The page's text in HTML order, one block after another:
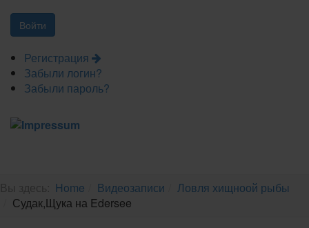
Регистрация
Забыли логин?
Забыли пароль?
Home Видеозаписи
Ловля хищноой рыбы
Судак,Щука на Edersee